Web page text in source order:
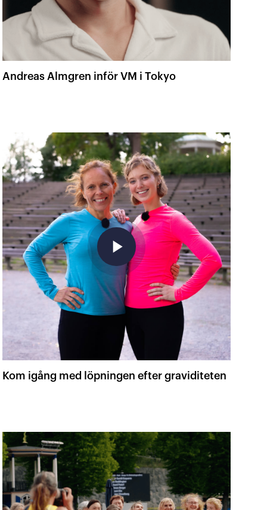
Andreas Almgren inför VM i Tokyo
play_arrow
Kom igång med löpningen efter graviditeten